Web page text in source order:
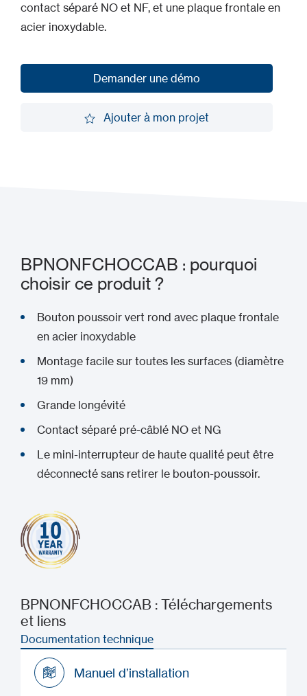
contact séparé NO et NF, et une plaque frontale en
acier inoxydable.
Demander une démo
Ajouter à mon projet
BPNONFCHOCCAB : pourquoi
choisir ce produit ?
Bouton poussoir vert rond avec plaque frontale
en acier inoxydable
Montage facile sur toutes les surfaces (diamètre
19 mm)
Grande longévité
Contact séparé pré-câblé NO et NG
Le mini-interrupteur de haute qualité peut être
déconnecté sans retirer le bouton-poussoir.
BPNONFCHOCCAB : Téléchargements
et liens
Documentation technique
Manuel d’installation